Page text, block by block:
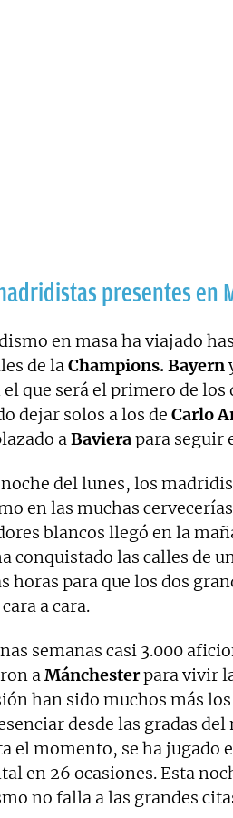
presentes en
en masa ha viajado
de laChampions. Bayern
el que será el primero de
dejar solos a los de Carlo
aBavierapara seguir
noche del lunes, los
en las muchas
blancos llegó en la
conquistado las calles de
horas para que los dos
a cara.
semanas casi 3.000
aMánchesterpara vivir
han sido muchos más
desde las gradas
el momento, se ha jugado
en 26 ocasiones. Esta
no falla a las grandes